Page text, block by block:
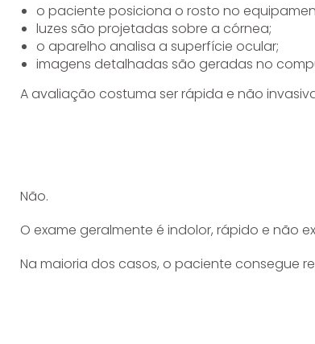
o paciente posiciona o rosto no
luzes são projetadas sobre a córnea;
o aparelho analisa a superfície ocular;
imagens detalhadas são geradas no
A avaliação costuma ser rápida e não
Não.
O exame geralmente é indolor, rápido e não
Na maioria dos casos, o paciente consegue